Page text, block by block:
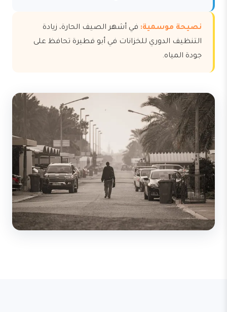
نصيحة موسمية: في أشهر الصيف الحارة، زيادة
التنظيف الدوري للخزانات في أبو فطيرة تحافظ على
جودة المياه.